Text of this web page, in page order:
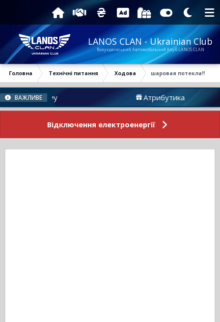
LANOS CLAN - Ukrainian Club
Всеукраїнський Автомобільний Клуб LANOS CLAN
Головна Технічні питання Ходова шаровая потекла!!
ВАЖЛИВЕ
Форуму Атрибутика
Відключення електроенергії